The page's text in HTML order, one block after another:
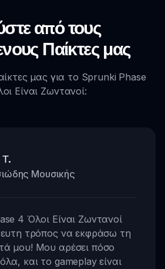
από τους
Παίκτες μας
μας για το Sprunki Phase
Είναι Ζωντανοί:
Τ.
Μουσικής
4 Όλοι Είναι Ζωντανοί
τρόπος να εκφράσω τη
μου! Μου αρέσει πόσο
και το gameplay είναι